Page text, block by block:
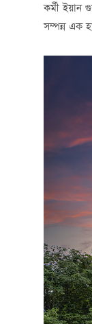
কর্মী ইয়ান
সম্পন্ন এক